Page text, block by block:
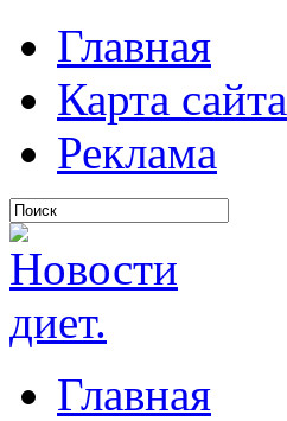
Главная
Карта сайта
Реклама
Главная